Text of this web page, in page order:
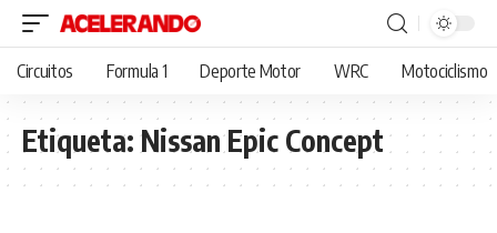
Circuitos Formula 1 Deporte Motor WRC Motociclismo
Etiqueta:Nissan Epic Concept